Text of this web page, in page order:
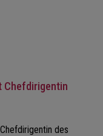
Chefdirigentin
des